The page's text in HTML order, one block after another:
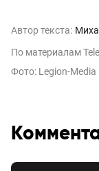
Автор текста:
По материалам
Фото: Legion-Media